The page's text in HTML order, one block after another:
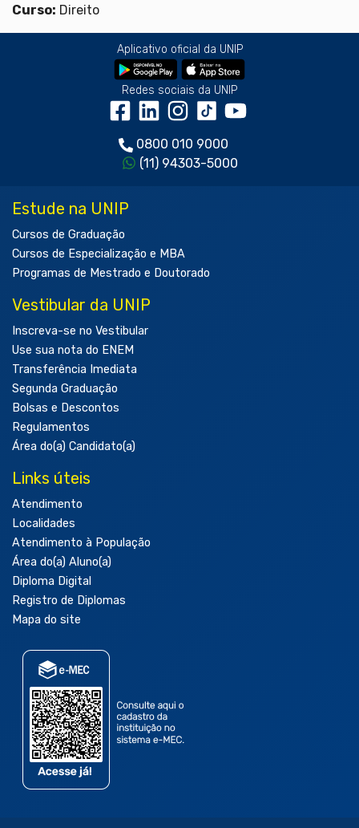
Curso: Direito
Aplicativo oficial da UNIP
Redes sociais da UNIP
0800 010 9000
(11) 94303-5000
Estude na UNIP
Cursos de Graduação
Cursos de Especialização e MBA
Programas de Mestrado e Doutorado
Vestibular da UNIP
Inscreva-se no Vestibular
Use sua nota do ENEM
Transferência Imediata
Segunda Graduação
Bolsas e Descontos
Regulamentos
Área do(a) Candidato(a)
Links úteis
Atendimento
Localidades
Atendimento à População
Área do(a) Aluno(a)
Diploma Digital
Registro de Diplomas
Mapa do site